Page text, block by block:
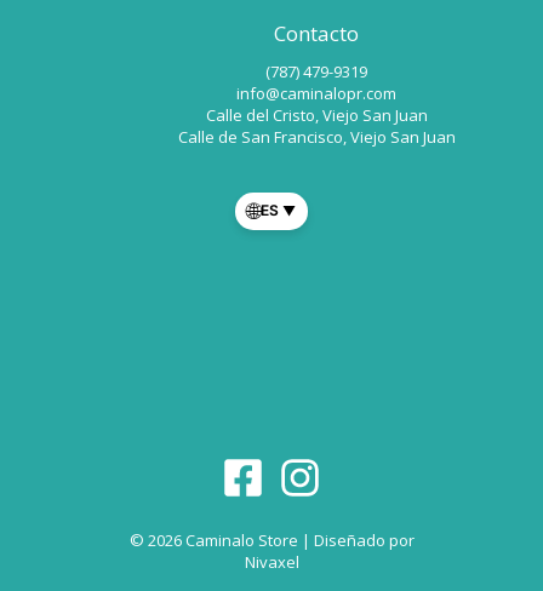
Contacto
(787) 479-9319
info@caminalopr.com
Calle del Cristo, Viejo San Juan
Calle de San Francisco, Viejo San Juan
🌐ES ▼
© 2026 Caminalo Store | Diseñado por
Nivaxel